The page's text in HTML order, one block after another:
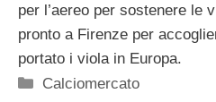
per l’aereo per sostenere le
pronto a Firenze per
portato i viola in Europa.
Categorie
Calciomercato